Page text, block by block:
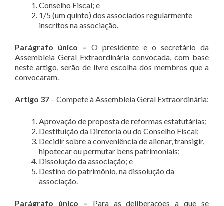
Conselho Fiscal; e
1/5 (um quinto) dos associados regularmente
inscritos na associação.
Parágrafo único – O presidente e o secretário da
Assembleia Geral Extraordinária convocada, com base
neste artigo, serão de livre escolha dos membros que a
convocaram.
Artigo 37 – Compete à Assembleia Geral Extraordinária:
Aprovação de proposta de reformas estatutárias;
Destituição da Diretoria ou do Conselho Fiscal;
Decidir sobre a conveniência de alienar, transigir,
hipotecar ou permutar bens patrimoniais;
Dissolução da associação; e
Destino do patrimônio, na dissolução da
associação.
Parágrafo único – Para as deliberações a que se